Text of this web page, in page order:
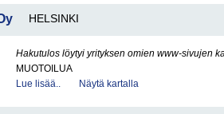
HELSINKI
Hakutulos löytyi yrityksen omien www-sivujen
MUOTOILUA
Lue lisää..
Näytä kartalla